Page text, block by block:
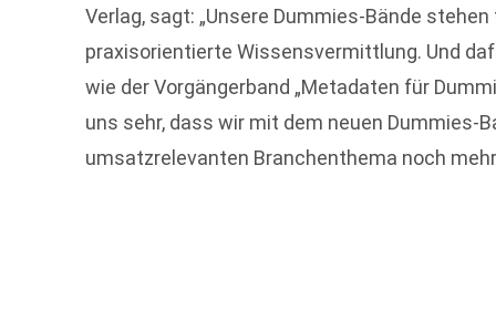
Verlag, sagt: „Unsere Dummies-Bände
praxisorientierte Wissensvermittlung. Und
wie der Vorgängerband „Metadaten für
uns sehr, dass wir mit dem neuen Dummies-
umsatzrelevanten Branchenthema noch